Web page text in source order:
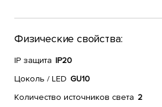
Физические свойства:
IP защита IP20
Цоколь / LED GU10
Количество источников света 2